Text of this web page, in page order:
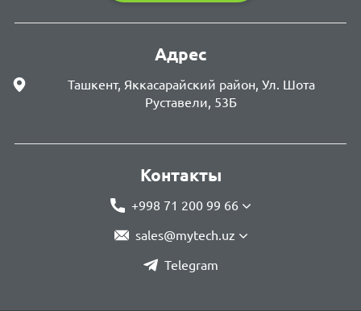
Адрес
Ташкент, Яккасарайский район, Ул. Шота
Руставели, 53Б
Контакты
+998 71 200 99 66
sales@mytech.uz
Telegram